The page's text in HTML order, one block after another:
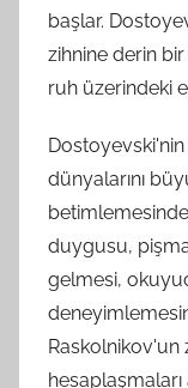
başlar.
zihnine derin bir
ruh üzerindeki
Dostoyevski'nin
dünyalarını
duygusu,
gelmesi,
Raskolnikov'un